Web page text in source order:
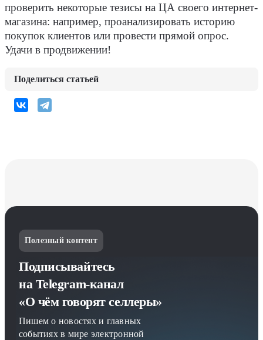
проверить некоторые тезисы на ЦА своего интернет-
магазина: например, проанализировать историю
покупок клиентов или провести прямой опрос.
Удачи в продвижении!
Поделиться статьей
Полезный контент
Подписывайтесь
на Telegram-канал
«О чём говорят селлеры»
Пишем о новостях и главных
событиях в мире электронной